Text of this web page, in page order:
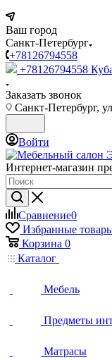
Ваш город
Санкт-Петербург
+78126794558
+78126794558
Заказать звонок
Санкт-Петербург,
Войти
Интернет-магазин
Сравнение0
Избранные
Корзина 0
Каталог
Мебель
Предметы
Матрасы